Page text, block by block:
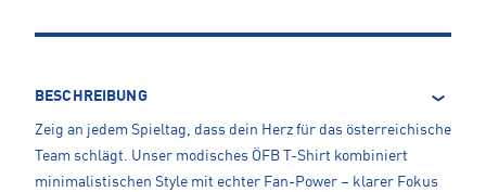
BESCHREIBUNG
Zeig an jedem Spieltag, dass dein Herz für das österreichische
Team schlägt. Unser modisches ÖFB T-Shirt kombiniert
minimalistischen Style mit echter Fan-Power – klarer Fokus